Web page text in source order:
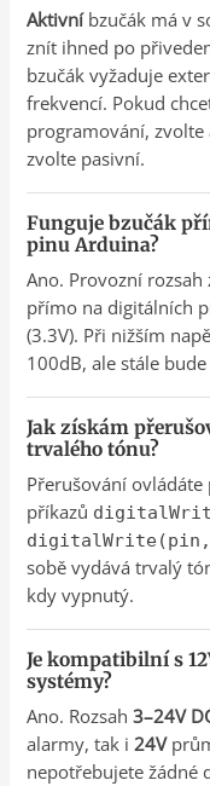
Aktivníbzučák má v
znít ihned po
bzučák vyžaduje
frekvencí. Pokud
programování,
zvolte pasivní.
Funguje bzučák
pinu Arduina?
Ano. Provozní
přímo na digitálních
(3.3V). Při nižším
100dB, ale stále
Jak získám
trvalého tónu?
Přerušování
příkazů
digitalWrite(pin,
sobě vydává trvalý
kdy vypnutý.
Je kompatibilní s
systémy?
Ano. Rozsah3–24V
alarmy, tak i24V
nepotřebujete žádné